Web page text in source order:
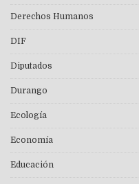
Derechos Humanos
DIF
Diputados
Durango
Ecología
Economía
Educación